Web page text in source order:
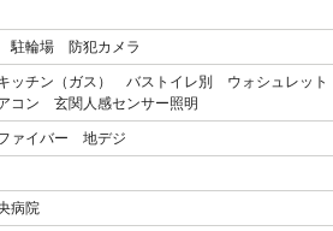
駐輪場 防犯カメラ
ッチン（ガス） バストイレ別 ウォシュレ
コン 玄関人感センサー照明
ァイバー 地デジ
病院